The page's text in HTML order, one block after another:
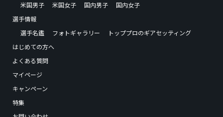
米国男子
米国女子 国内男子
国内女子
選手情報
選手名鑑
フォトギャラリー
トッププロのギアセッティング
はじめての方へ
よくある質問
マイページ
キャンペーン
特集